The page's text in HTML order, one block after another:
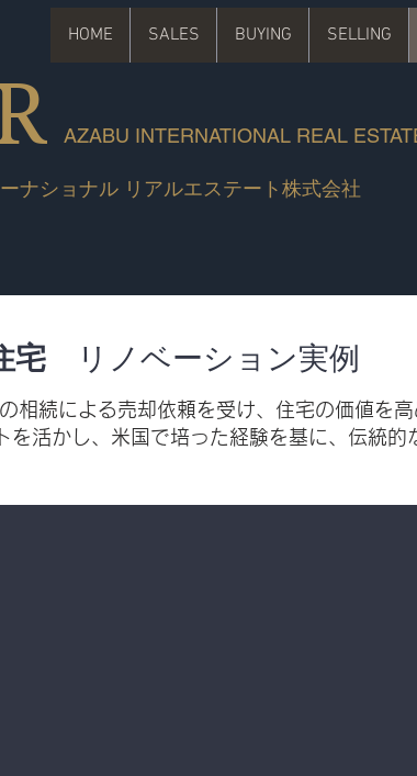
HOME SALES BUYING SELLING
ナショナル リアルエステート株式会社
AZABU INTERNATIONAL REAL
宅 リノベーション実例
相続による売却依頼を受け、住宅の価値を
を活かし、米国で培った経験を基に、伝統